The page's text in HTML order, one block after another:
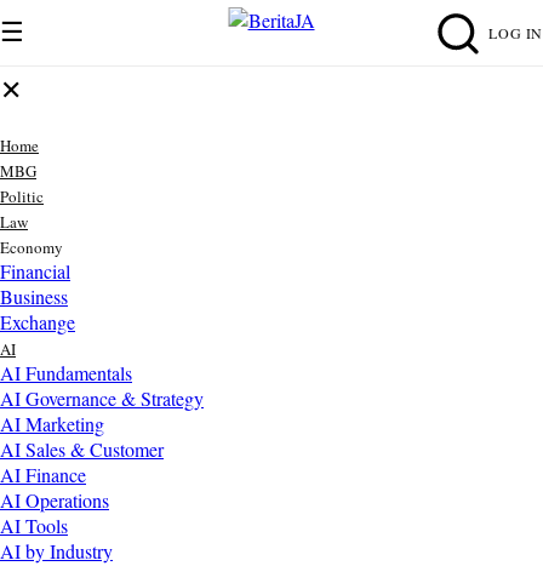
☰ LOG IN
✕
Home
MBG
Politic
Law
Economy
Financial
Business
Exchange
AI
AI Fundamentals
AI Governance & Strategy
AI Marketing
AI Sales & Customer
AI Finance
AI Operations
AI Tools
AI by Industry